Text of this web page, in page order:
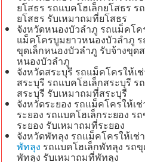
ยโสธร รถแบคโฮเล็กยโสธร ร
ยโสธร รับเหมาถมที่ยโสธร
จังหวัดหนองบัวลำภู รถแม็คโค
แม็คโครบูมยาวหนองบัวลำภู
ขุดเล็กหนองบัวลำภู รับจ้างขุด
หนองบัวลำภู
จังหวัดสระบุรี รถแม็คโครให้เ
สระบุรี รถแบคโฮเล็กสระบุรี ร
สระบุรี รับเหมาถมที่สระบุรี
จังหวัดระยอง รถแม็คโครให้เ
ระยอง รถแบคโฮเล็กระยอง ร
ระยอง รับเหมาถมที่ระยอง
จังหวัดพัทลุง รถแม็คโครให้เช่
พัทลุง รถแบคโฮเล็กพัทลุง รถ
พัทลุง รับเหมาถมที่พัทลุง